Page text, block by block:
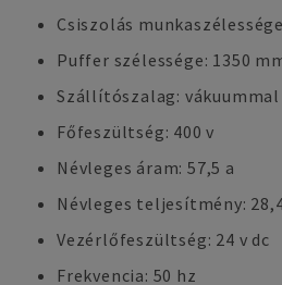
Csiszolás
Puffer szélessége: 1350
Szállítószalag: vákuummal
Főfeszültség: 400 v
Névleges áram: 57,5 a
Névleges teljesítmény:
Vezérlőfeszültség: 24 v dc
Frekvencia: 50 hz